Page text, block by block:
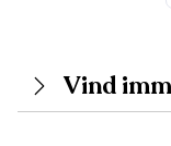
Vind